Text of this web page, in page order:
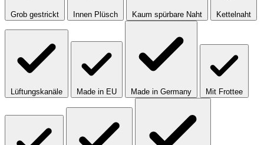
Grob gestrickt Innen Plüsch Kaum spürbare Naht Kettelnaht
Lüftungskanäle Made in EU Made in Germany Mit Frottee